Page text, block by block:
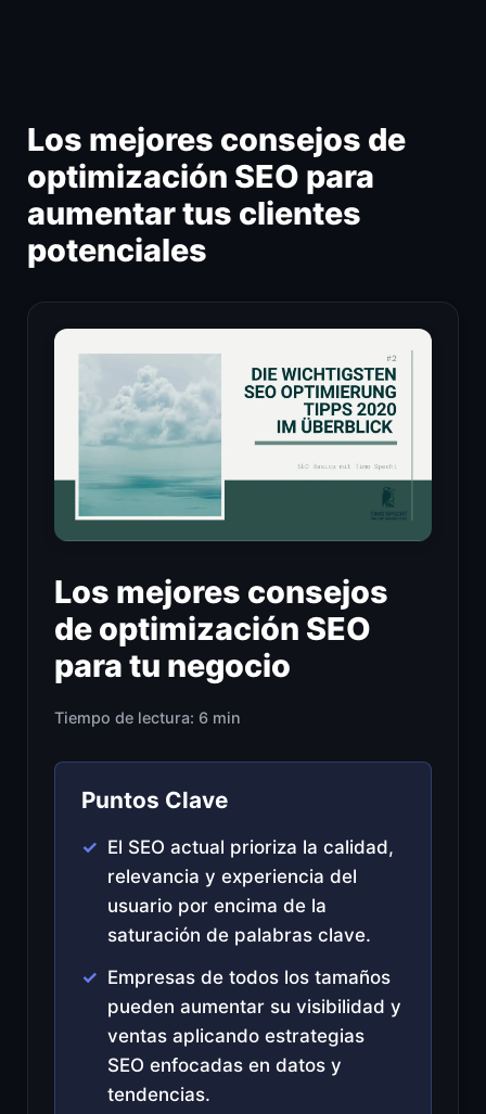
Los mejores consejos de
optimización SEO para
aumentar tus clientes
potenciales
Los mejores consejos
de optimización SEO
para tu negocio
Tiempo de lectura: 6 min
Puntos Clave
El SEO actual prioriza la calidad,
relevancia y experiencia del
usuario por encima de la
saturación de palabras clave.
Empresas de todos los tamaños
pueden aumentar su visibilidad y
ventas aplicando estrategias
SEO enfocadas en datos y
tendencias.